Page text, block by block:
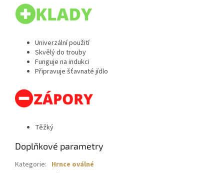
Univerzální použití
Skvělý do trouby
Funguje na indukci
Připravuje šťavnaté jídlo
Těžký
Doplňkové parametry
Kategorie: Hrnce oválné